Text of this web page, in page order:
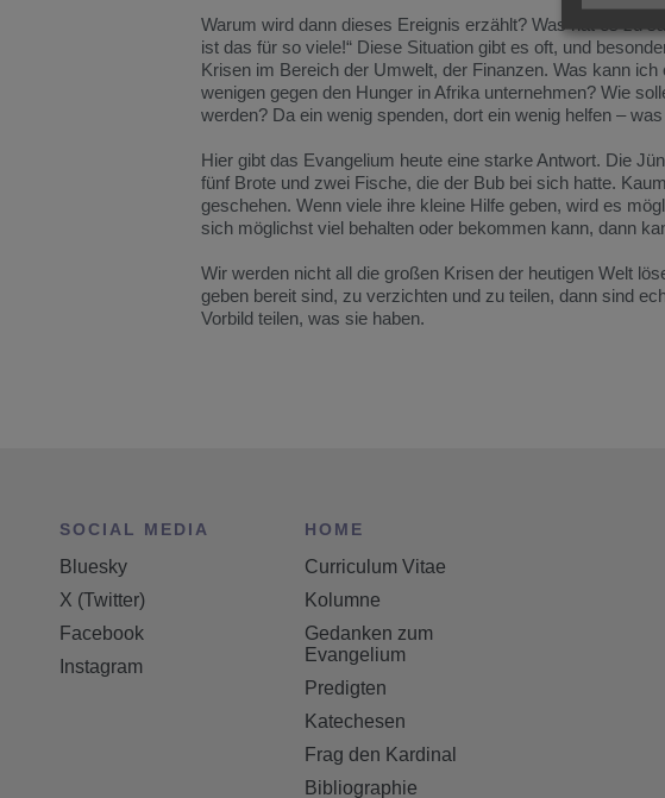
Warum wird dann dieses Ereignis erzählt? Was hat es zu
ist das für so viele!“ Diese Situation gibt es oft, und
Krisen im Bereich der Umwelt, der Finanzen. Was kann
wenigen gegen den Hunger in Afrika unternehmen? Wie
werden? Da ein wenig spenden, dort ein wenig helfen –
Hier gibt das Evangelium heute eine starke Antwort. Die
fünf Brote und zwei Fische, die der Bub bei sich hatte.
geschehen. Wenn viele ihre kleine Hilfe geben, wird es
sich möglichst viel behalten oder bekommen kann, dann
Wir werden nicht all die großen Krisen der heutigen Welt
geben bereit sind, zu verzichten und zu teilen, dann sind
Vorbild teilen, was sie haben.
SOCIAL MEDIA
Bluesky
X (Twitter)
Facebook
Instagram
HOME
Curriculum Vitae
Kolumne
Gedanken zum
Evangelium
Predigten
Katechesen
Frag den Kardinal
Bibliographie